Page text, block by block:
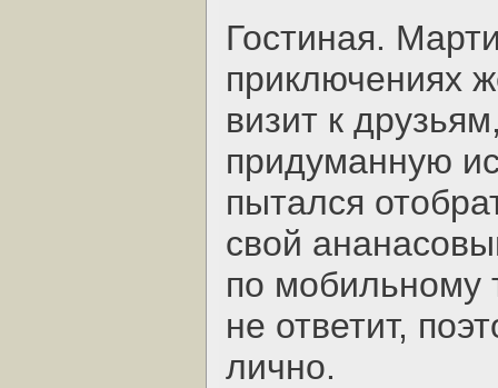
Гостиная.
приключениях
визит к
придуманную
пытался
свой
по мобильному
не ответит,
лично.